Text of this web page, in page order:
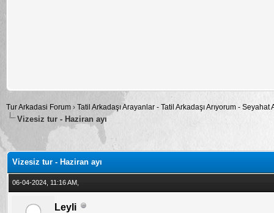
Tur Arkadasi Forum › Tatil Arkadaşı Arayanlar - Tatil Arkadaşı Arıyorum -
Vizesiz tur - Haziran ayı
5
Vizesiz tur - Haziran ayı
06-04-2024, 11:16 AM,
Leyli